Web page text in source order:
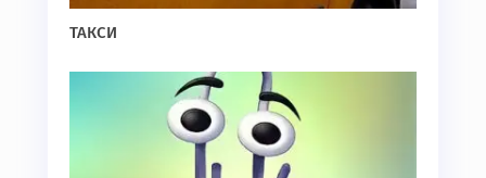
ТАКСИ